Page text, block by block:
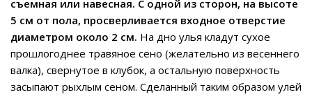
съемная или навесная. С одной из сторон, на высоте
5 см от пола, просверливается входное отверстие
диаметром около 2 см. На дно улья кладут сухое
прошлогоднее травяное сено (желательно из весеннего
валка), свернутое в клубок, а остальную поверхность
засыпают рыхлым сеном. Сделанный таким образом улей